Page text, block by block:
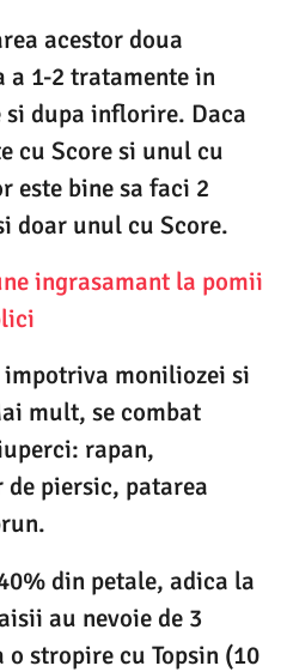
acestor doua
a 1-2 tratamente in
dupa inflorire. Daca
cu Score si unul cu
este bine sa faci 2
doar unul cu Score.
ingrasamant la pomii
moniliozei si
mult, se combat
rapan,
piersic, patarea
din petale, adica la
au nevoie de 3
stropire cu Topsin (10